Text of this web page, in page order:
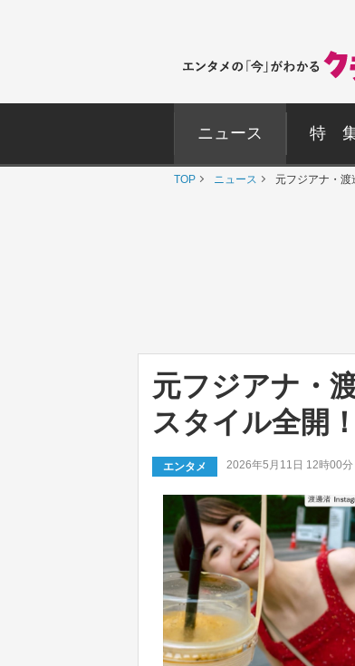
ニュース 特
TOP ニュース 元フジアナ・
元フジアナ・
スタイル全開
エンタメ 2026年5月11日 12時00分